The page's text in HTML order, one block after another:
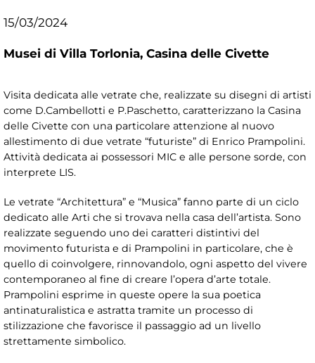
15/03/2024
Musei di Villa Torlonia, Casina delle Civette
Visita dedicata alle vetrate che, realizzate su disegni di artisti
come D.Cambellotti e P.Paschetto, caratterizzano la Casina
delle Civette con una particolare attenzione al nuovo
allestimento di due vetrate “futuriste” di Enrico Prampolini.
Attività dedicata ai possessori MIC e alle persone sorde, con
interprete LIS.
Le vetrate “Architettura” e “Musica” fanno parte di un ciclo
dedicato alle Arti che si trovava nella casa dell’artista. Sono
realizzate seguendo uno dei caratteri distintivi del
movimento futurista e di Prampolini in particolare, che è
quello di coinvolgere, rinnovandolo, ogni aspetto del vivere
contemporaneo al fine di creare l’opera d’arte totale.
Prampolini esprime in queste opere la sua poetica
antinaturalistica e astratta tramite un processo di
stilizzazione che favorisce il passaggio ad un livello
strettamente simbolico.